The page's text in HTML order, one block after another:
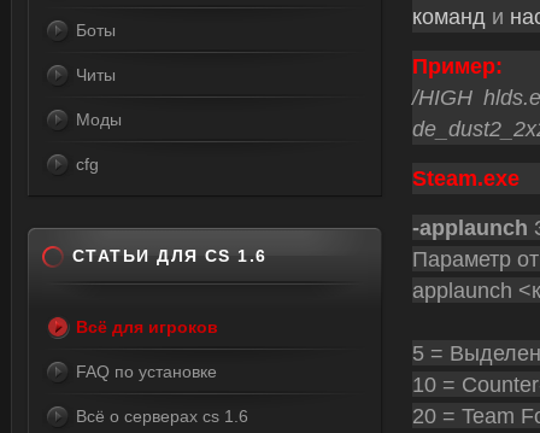
команд и
Пример:
/HIGH
Steam.exe
-applaunch
Параметр
applaunch
5 =
10 =
20 = Team
Боты
Читы
Моды
cfg
СТАТЬИ ДЛЯ CS 1.6
Всё для игроков
FAQ по установке
Всё о серверах cs 1.6